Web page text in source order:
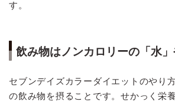
す。
飲み物はノンカロリーの「水」
セブンデイズカラーダイエットのやり
の飲み物を摂ることです。せかっく栄